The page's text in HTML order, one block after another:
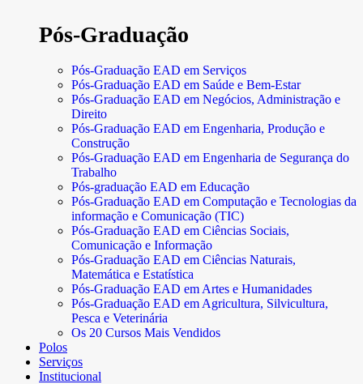
Pós-Graduação
Pós-Graduação EAD em Serviços
Pós-Graduação EAD em Saúde e Bem-Estar
Pós-Graduação EAD em Negócios, Administração e
Direito
Pós-Graduação EAD em Engenharia, Produção e
Construção
Pós-Graduação EAD em Engenharia de Segurança do
Trabalho
Pós-graduação EAD em Educação
Pós-Graduação EAD em Computação e Tecnologias da
informação e Comunicação (TIC)
Pós-Graduação EAD em Ciências Sociais,
Comunicação e Informação
Pós-Graduação EAD em Ciências Naturais,
Matemática e Estatística
Pós-Graduação EAD em Artes e Humanidades
Pós-Graduação EAD em Agricultura, Silvicultura,
Pesca e Veterinária
Os 20 Cursos Mais Vendidos
Polos
Serviços
Institucional